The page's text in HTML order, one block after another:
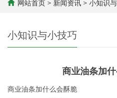
网站首页 > 新闻资讯 > 小知识
小知识与小技巧
商业油条加
商业油条加什么会酥脆